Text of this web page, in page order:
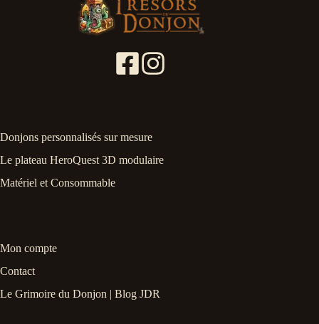
Donjons personnalisés sur mesure
Le plateau HeroQuest 3D modulaire
Matériel et Consommable
Mon compte
Contact
Le Grimoire du Donjon | Blog JDR